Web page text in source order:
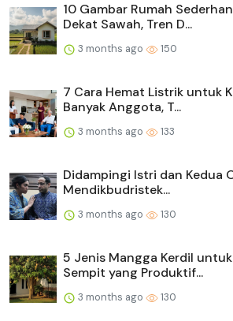
10 Gambar Rumah
Dekat Sawah, Tren D...
3 months ago 150
7 Cara Hemat Listrik untuk
Banyak Anggota, T...
3 months ago 133
Didampingi Istri dan Kedua
Mendikbudristek...
3 months ago 130
5 Jenis Mangga Kerdil
Sempit yang Produktif...
3 months ago 130